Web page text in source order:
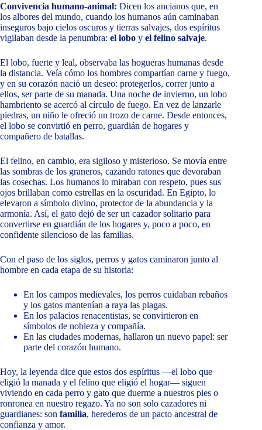
Convivencia humano-animal: Dicen los ancianos que, en
los albores del mundo, cuando los humanos aún caminaban
inseguros bajo cielos oscuros y tierras salvajes, dos espíritus
vigilaban desde la penumbra: el lobo y el felino salvaje.
El lobo, fuerte y leal, observaba las hogueras humanas desde
la distancia. Veía cómo los hombres compartían carne y fuego,
y en su corazón nació un deseo: protegerlos, correr junto a
ellos, ser parte de su manada. Una noche de invierno, un lobo
hambriento se acercó al círculo de fuego. En vez de lanzarle
piedras, un niño le ofreció un trozo de carne. Desde entonces,
el lobo se convirtió en perro, guardián de hogares y
compañero de batallas.
El felino, en cambio, era sigiloso y misterioso. Se movía entre
las sombras de los graneros, cazando ratones que devoraban
las cosechas. Los humanos lo miraban con respeto, pues sus
ojos brillaban como estrellas en la oscuridad. En Egipto, lo
elevaron a símbolo divino, protector de la abundancia y la
armonía. Así, el gato dejó de ser un cazador solitario para
convertirse en guardián de los hogares y, poco a poco, en
confidente silencioso de las familias.
Con el paso de los siglos, perros y gatos caminaron junto al
hombre en cada etapa de su historia:
En los campos medievales, los perros cuidaban rebaños
y los gatos mantenían a raya las plagas.
En los palacios renacentistas, se convirtieron en
símbolos de nobleza y compañía.
En las ciudades modernas, hallaron un nuevo papel: ser
parte del corazón humano.
Hoy, la leyenda dice que estos dos espíritus —el lobo que
eligió la manada y el felino que eligió el hogar— siguen
viviendo en cada perro y gato que duerme a nuestros pies o
ronronea en nuestro regazo. Ya no son solo cazadores ni
guardianes: son familia, herederos de un pacto ancestral de
confianza y amor.